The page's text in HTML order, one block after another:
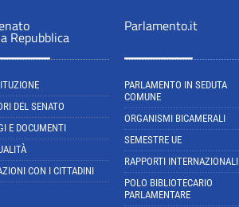
Repubblica
DEL SENATO
E DOCUMENTI
CON I CITTADINI
Parlamento.it
PARLAMENTO IN SEDUTA
COMUNE
ORGANISMI BICAMERALI
SEMESTRE UE
RAPPORTI INTERNAZIONALI
POLO BIBLIOTECARIO
PARLAMENTARE